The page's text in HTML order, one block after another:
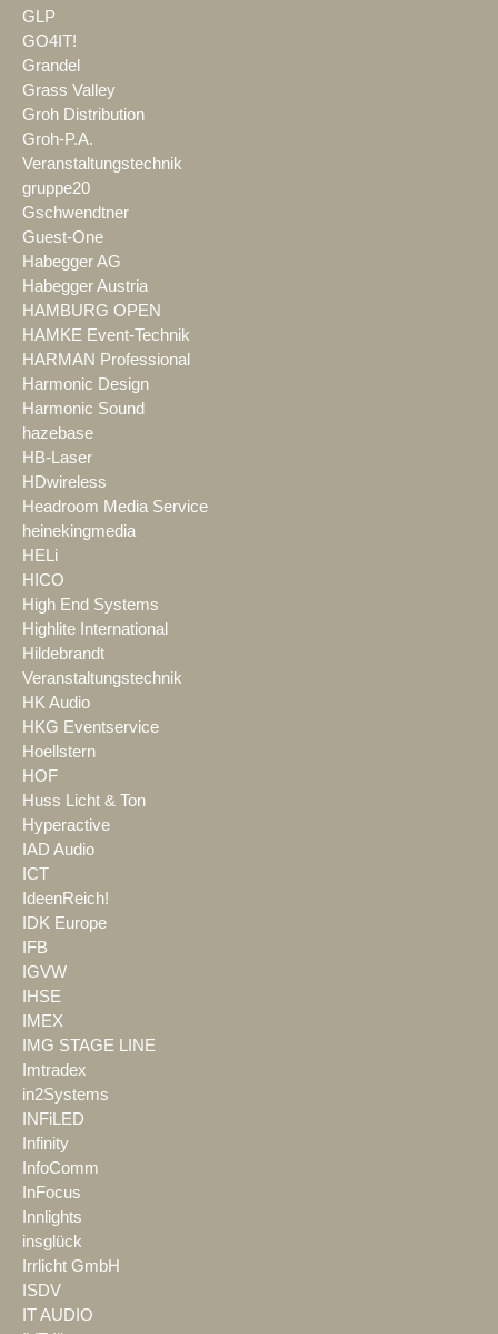
GLP
GO4IT!
Grandel
Grass Valley
Groh Distribution
Groh-P.A.
Veranstaltungstechnik
gruppe20
Gschwendtner
Guest-One
Habegger AG
Habegger Austria
HAMBURG OPEN
HAMKE Event-Technik
HARMAN Professional
Harmonic Design
Harmonic Sound
hazebase
HB-Laser
HDwireless
Headroom Media Service
heinekingmedia
HELi
HICO
High End Systems
Highlite International
Hildebrandt
Veranstaltungstechnik
HK Audio
HKG Eventservice
Hoellstern
HOF
Huss Licht & Ton
Hyperactive
IAD Audio
ICT
IdeenReich!
IDK Europe
IFB
IGVW
IHSE
IMEX
IMG STAGE LINE
Imtradex
in2Systems
INFiLED
Infinity
InfoComm
InFocus
Innlights
insglück
Irrlicht GmbH
ISDV
IT AUDIO